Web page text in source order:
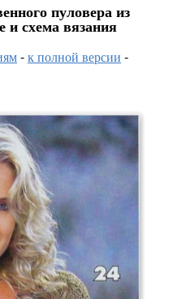
пуловера из
и схема вязания
-к полной версии -